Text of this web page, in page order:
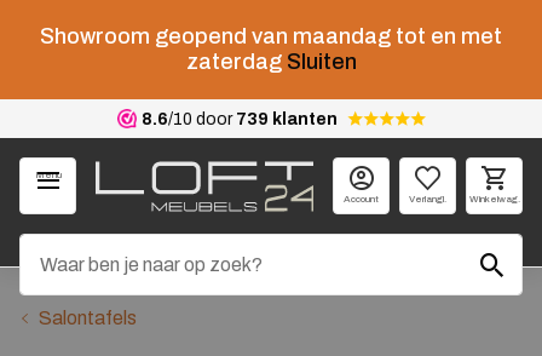
Showroom geopend van maandag tot en met
zaterdag Sluiten
8.6/10 door 739 klanten
Menu
Account Verlangl. Winkelwag.
Salontafels